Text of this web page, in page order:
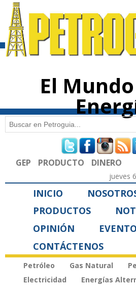
contenido
El
Formulario de
Buscar
GEP PRODUCTO DINERO
jueves
INICIO
PRODUCTOS
OPINIÓN
CONTÁCTENOS
Petróleo Gas Natural
Electricidad
Energías